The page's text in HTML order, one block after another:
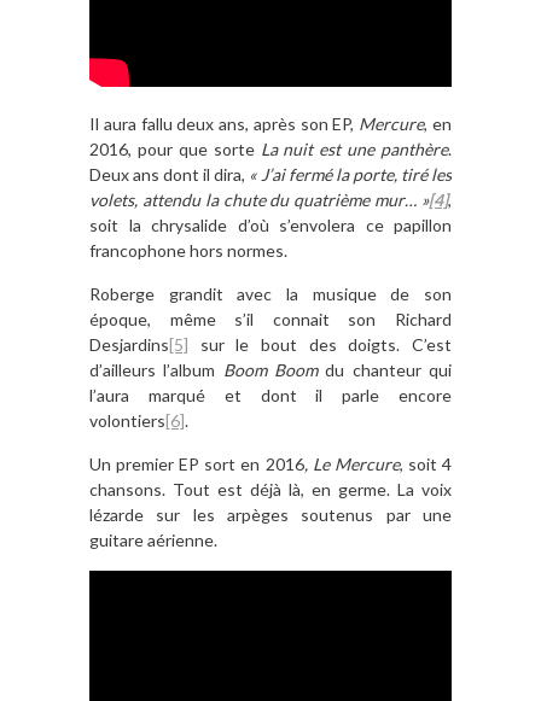
Il aura fallu deux ans, après son EP, Mercure, en
2016, pour que sorte La nuit est une panthère.
Deux ans dont il dira, « J’ai fermé la porte, tiré les
volets, attendu la chute du quatrième mur… »[4],
soit la chrysalide d’où s’envolera ce papillon
francophone hors normes.
Roberge grandit avec la musique de son
époque, même s’il connait son Richard
Desjardins[5] sur le bout des doigts. C’est
d’ailleurs l’album Boom Boomdu chanteur qui
l’aura marqué et dont il parle encore
volontiers[6].
Un premier EP sort en 2016, Le Mercure, soit 4
chansons. Tout est déjà là, en germe. La voix
lézarde sur les arpèges soutenus par une
guitare aérienne.